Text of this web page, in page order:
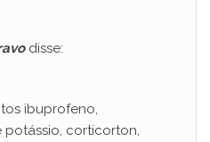
disse:
ibuprofeno,
potássio, corticorton,